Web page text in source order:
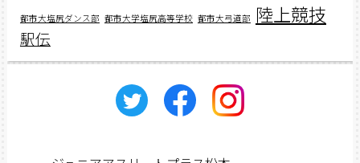
都市大塩尻ダンス部 都市大学塩尻高等学校 都市大弓道部 陸上競技
駅伝